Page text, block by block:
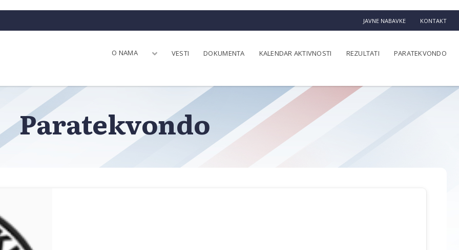
JAVNE NABAVKE KONTAKT
O NAMA VESTI DOKUMENTA KALENDAR AKTIVNOSTI REZULTATI PARATEKVONDO
Paratekvondo